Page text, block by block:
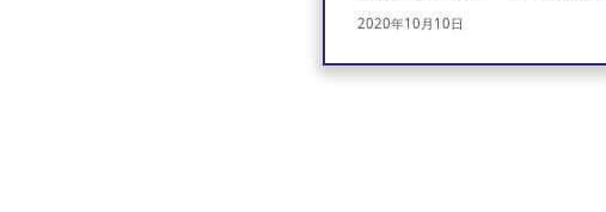
2020年10月10日